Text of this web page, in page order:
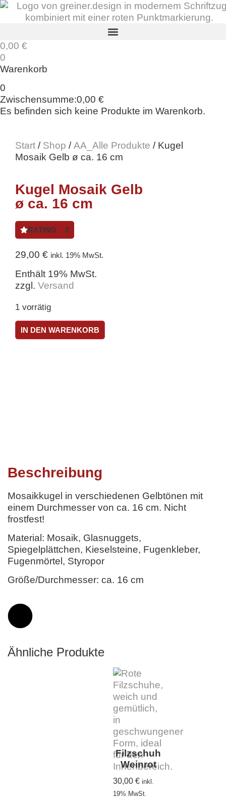
0,00 €
0
Warenkorb
0
Zwischensumme:0,00 €
Es befinden sich keine Produkte im Warenkorb.
Start / Shop /AA_Alle Produkte / Kugel
Mosaik Gelb ø ca. 16 cm
Kugel Mosaik Gelb
ø ca. 16 cm
RATING: 0
29,00 € inkl. 19% MwSt.
Enthält 19% MwSt.
zzgl. Versand
1 vorrätig
IN DEN WARENKORB
Beschreibung
Mosaikkugel in verschiedenen Gelbtönen mit
einem Durchmesser von ca. 16 cm. Nicht
frostfest!
Material: Mosaik, Glasnuggets,
Spiegelplättchen, Kieselsteine, Fugenkleber,
Fugenmörtel, Styropor
Größe/Durchmesser: ca. 16 cm
Ähnliche Produkte
Filzschuh
Weinrot
30,00 € inkl.
19% MwSt.